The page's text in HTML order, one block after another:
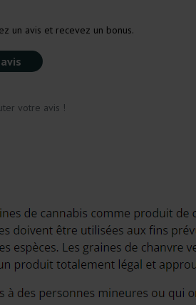
un avis et recevez un bonus.
votre avis !